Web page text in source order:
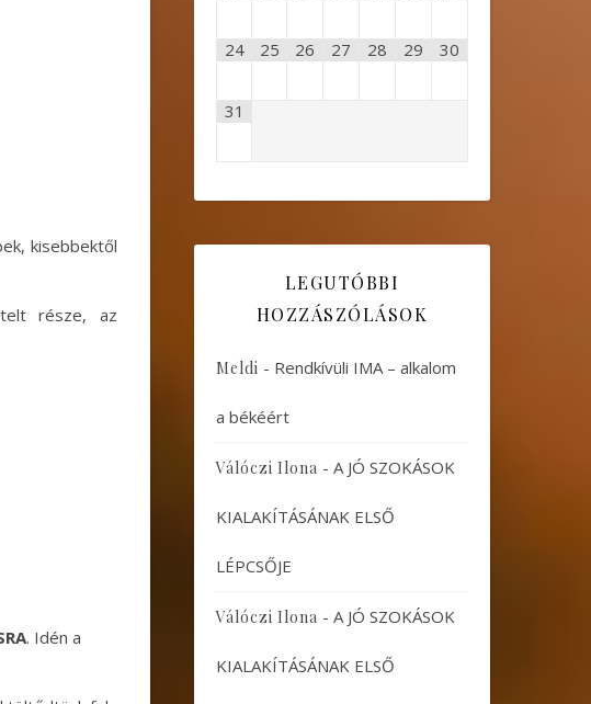
kisebbektől
része, az
. Idén a
24 25 26 27 28 29 30
31
LEGUTÓBBI
HOZZÁSZÓLÁSOK
Meldi - Rendkívüli IMA – alkalom
a békéért
Válóczi Ilona - A JÓ SZOKÁSOK
KIALAKÍTÁSÁNAK ELSŐ
LÉPCSŐJE
Válóczi Ilona - A JÓ SZOKÁSOK
KIALAKÍTÁSÁNAK ELSŐ